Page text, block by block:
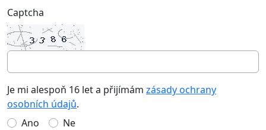
Captcha
Je mi alespoň 16 let a přijímám zásady ochrany
osobních údajů.
Ano
Ne